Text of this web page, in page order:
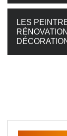
LES